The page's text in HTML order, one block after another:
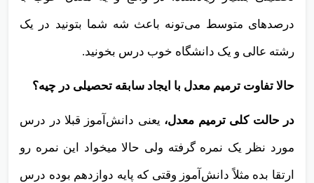
درصدهای متوسط می‌تونه باعث شه شما بتونید در یک
رشته عالی و یک دانشگاه خوب درس بخونید.
حالا تفاوت ترمیم معدل با ایجاد سابقه تحصیلی در چیه؟
در حالت کلی ترمیم معدل، یعنی دانش‌آموز قبلا در درس
مورد نظر یک نمره گرفته ولی حالا میخواد این نمره رو
ارتقا بده مثلاً دانش‌آموز وقتی که پایه دوازدهم بوده درس